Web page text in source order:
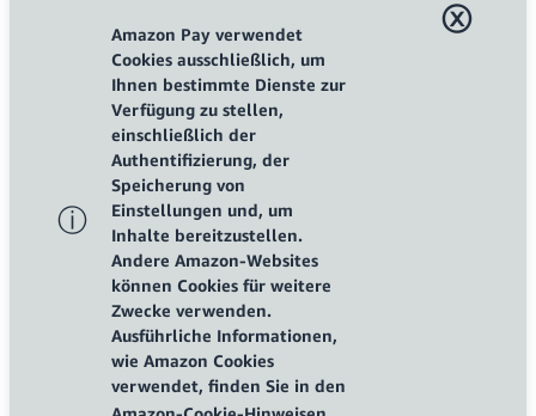
ⓘ
Amazon Pay verwendet
Cookies ausschließlich, um
Ihnen bestimmte Dienste zur
Verfügung zu stellen,
einschließlich der
Authentifizierung, der
Speicherung von
Einstellungen und, um
Inhalte bereitzustellen.
Andere Amazon-Websites
können Cookies für weitere
Zwecke verwenden.
Ausführliche Informationen,
wie Amazon Cookies
verwendet, finden Sie in den
ⓧ